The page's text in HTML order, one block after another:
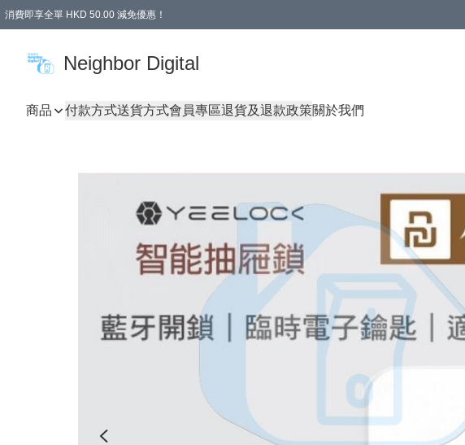
消費即享全單 HKD 50.00 減免優惠！
Neighbor Digital
商品 付款方式送貨方式會員專區退貨及退款政策關於我們